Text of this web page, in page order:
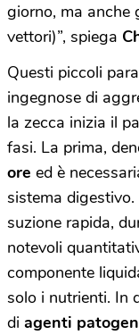
giorno, ma anche
vettori)”, spiega
Questi piccoli
ingegnose di
la zecca inizia il
fasi. La prima,
ore ed è
sistema
suzione rapida,
notevoli
componente
solo i nutrienti. In
di agenti